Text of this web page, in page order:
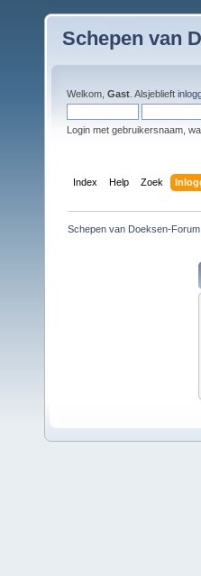
Schepen van
Welkom, Gast . Alsjeblieft
Login met gebruikersnaam,
Index Help Zoek
Schepen van Doeksen-Forum